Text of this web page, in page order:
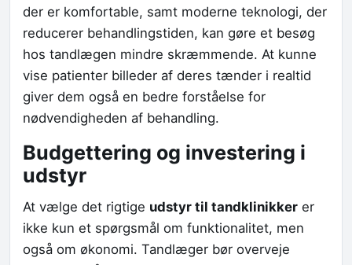
der er komfortable, samt moderne teknologi, der
reducerer behandlingstiden, kan gøre et besøg
hos tandlægen mindre skræmmende. At kunne
vise patienter billeder af deres tænder i realtid
giver dem også en bedre forståelse for
nødvendigheden af behandling.
Budgettering og investering i
udstyr
At vælge det rigtige udstyr til tandklinikker er
ikke kun et spørgsmål om funktionalitet, men
også om økonomi. Tandlæger bør overveje